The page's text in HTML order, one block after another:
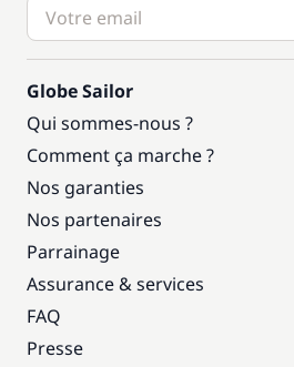
Globe Sailor
Qui sommes-nous ?
Comment ça marche ?
Nos garanties
Nos partenaires
Parrainage
Assurance & services
FAQ
Presse